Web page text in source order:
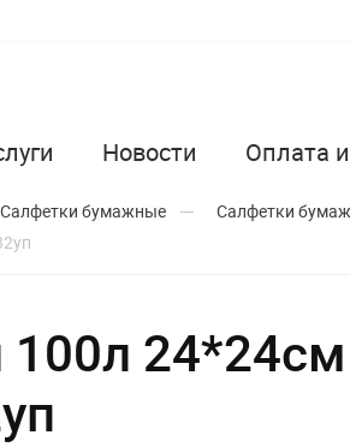
Новости Оплата
Салфетки бумажные
Салфетки